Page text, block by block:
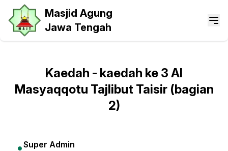
Masjid Agung
Jawa Tengah
Kaedah - kaedah ke 3 Al
Masyaqqotu Tajlibut Taisir (bagian
2)
Super Admin